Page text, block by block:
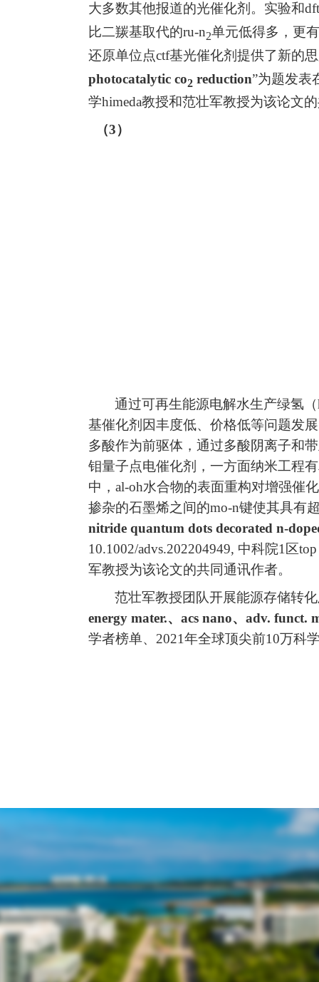
大多数其他报道的光催化剂。 实验和dft
比二羰基取代的ru-n2单元低得多，更
还原单位点ctf基光催化剂提供了新的
photocatalytic co2 reduction”为题发表
学himeda教授和范壮军教授为该论文
（3）
通过可再生能源电解水生产绿氢（
基催化剂因丰度低、价格低等问题发
多酸作为前驱体，通过多酸阴离子和
钼量子点电催化剂，一方面纳米工程
中， al-oh水合物的表面重构对增强催
掺杂的石墨烯之间的mo-n键使其具有
nitride quantum dots decorated n-
10.1002/advs.202204949, 中科院1 区top
军教授为该论文的共同通讯作者。
范壮军教授团队开展能源存储转
energy mater.、 acs nano、 adv. funct.
学者榜单、 2021年全球顶尖前10万科